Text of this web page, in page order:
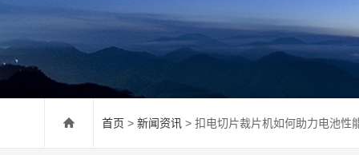
首页 > 新闻资讯 > 扣电切片裁片机如何助力电池性